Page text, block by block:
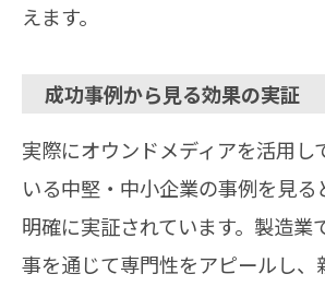
えます。
成功事例から見る効果の実証
実際にオウンドメディアを活用し
いる中堅・中小企業の事例を見る
明確に実証されています。製造業
事を通じて専門性をアピールし、